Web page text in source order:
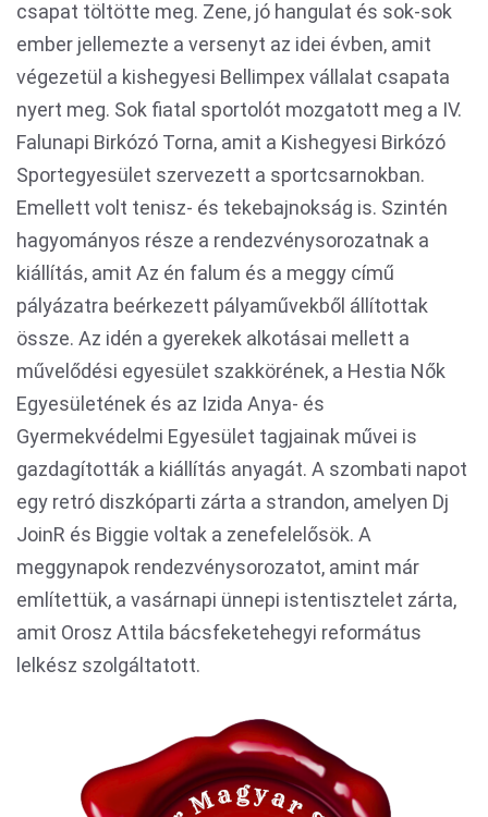
csapat töltötte meg. Zene, jó hangulat és sok-sok
ember jellemezte a versenyt az idei évben, amit
végezetül a kishegyesi Bellimpex vállalat csapata
nyert meg. Sok fiatal sportolót mozgatott meg a IV.
Falunapi Birkózó Torna, amit a Kishegyesi Birkózó
Sportegyesület szervezett a sportcsarnokban.
Emellett volt tenisz- és tekebajnokság is. Szintén
hagyományos része a rendezvénysorozatnak a
kiállítás, amit Az én falum és a meggy című
pályázatra beérkezett pályaművekből állítottak
össze. Az idén a gyerekek alkotásai mellett a
művelődési egyesület szakkörének, a Hestia Nők
Egyesületének és az Izida Anya- és
Gyermekvédelmi Egyesület tagjainak művei is
gazdagították a kiállítás anyagát. A szombati napot
egy retró diszkóparti zárta a strandon, amelyen Dj
JoinR és Biggie voltak a zenefelelősök. A
meggynapok rendezvénysorozatot, amint már
említettük, a vasárnapi ünnepi istentisztelet zárta,
amit Orosz Attila bácsfeketehegyi református
lelkész szolgáltatott.